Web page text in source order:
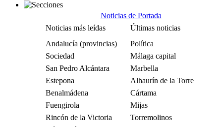
Noticias de Portada
Noticias más leídas
Últimas noticias
Andalucía (provincias)
Política
Sociedad
Málaga capital
San Pedro Alcántara
Marbella
Estepona
Alhaurín de la Torre
Benalmádena
Cártama
Fuengirola
Mijas
Rincón de la Victoria
Torremolinos